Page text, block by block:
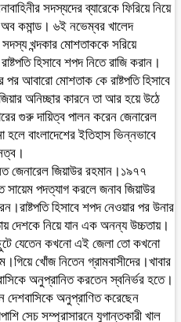
সদস্যদের ব্যারেকে ফিরিয়ে নিয়ে
অব কমান্ড। ৬ই নভেম্বর খালেদ
খন্দকার মোশতাককে সরিয়ে
হিসাবে শপদ নিতে রাজি করান।
আবারো মোশতাক কে রাষ্টপতি হিসাবে
অনিচ্ছার কারনে তা আর হয়ে উঠে
গুরু দায়িত্ব পালন করেন জেনারেল
বাংলাদেশের ইতিহাস ভিন্নভাবে
জেনারেল জিয়াউর রহমান।১৯৭৭
সায়েম পদত্যাগ করলে জনাব জিয়াউর
হিসাবে শপদ নেওয়ার পর উনার
দেশকে নিয়ে যান এক অনন্য উচ্চতায়।
যেতেন কখনো এই জেলা তো কখনো
খোঁজ নিতেন গ্রামবাসীদের।খাবার
অনুপ্রানিত করতেন স্বনির্ভর হতে।
দেশবাসিকে অনুপ্রাণিত করেছেন
সেচ সম্প্রাসারনে যুগান্তকারী খাল